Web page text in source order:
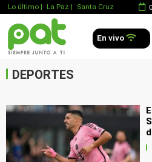
Lo último | La Paz | Santa Cruz
En vivo
DEPORTES
.